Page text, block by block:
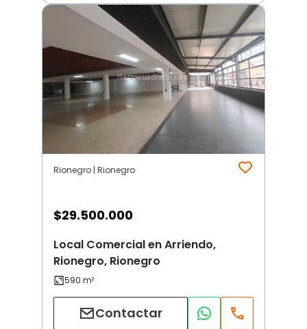
Rionegro | Rionegro
$29.500.000
Local Comercial en Arriendo,
Rionegro, Rionegro
Contactar